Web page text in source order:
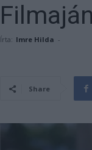
Írta: Imre Hilda -
Share